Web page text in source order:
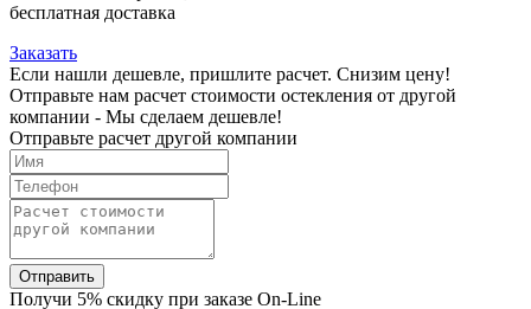
бесплатная доставка
Заказать
Если нашли дешевле, пришлите расчет. Снизим цену!
Отправьте нам расчет стоимости остекления от другой
компании - Мы сделаем дешевле!
Отправьте расчет другой компании
Отправить
Получи 5% скидку при заказе On-Line